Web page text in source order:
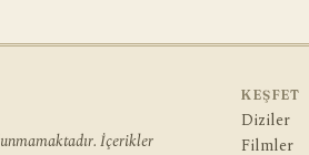
İçerikler
KEŞFET
Diziler
Filmler